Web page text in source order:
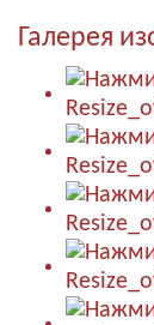
Галерея